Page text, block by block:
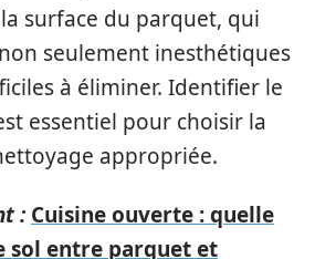
surface du parquet, qui
seulement inesthétiques
à éliminer. Identifier le
essentiel pour choisir la
appropriée.
: Cuisine ouverte : quelle
sol entre parquet et